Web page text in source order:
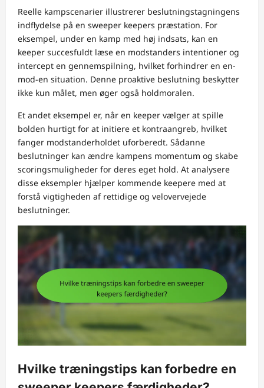
Reelle kampscenarier illustrerer beslutningstagningens
indflydelse på en sweeper keepers præstation. For
eksempel, under en kamp med høj indsats, kan en
keeper succesfuldt læse en modstanders intentioner og
intercept en gennemspilning, hvilket forhindrer en en-
mod-en situation. Denne proaktive beslutning beskytter
ikke kun målet, men øger også holdmoralen.
Et andet eksempel er, når en keeper vælger at spille
bolden hurtigt for at initiere et kontraangreb, hvilket
fanger modstanderholdet uforberedt. Sådanne
beslutninger kan ændre kampens momentum og skabe
scoringsmuligheder for deres eget hold. At analysere
disse eksempler hjælper kommende keepere med at
forstå vigtigheden af rettidige og velovervejede
beslutninger.
Hvilke træningstips kan forbedre en